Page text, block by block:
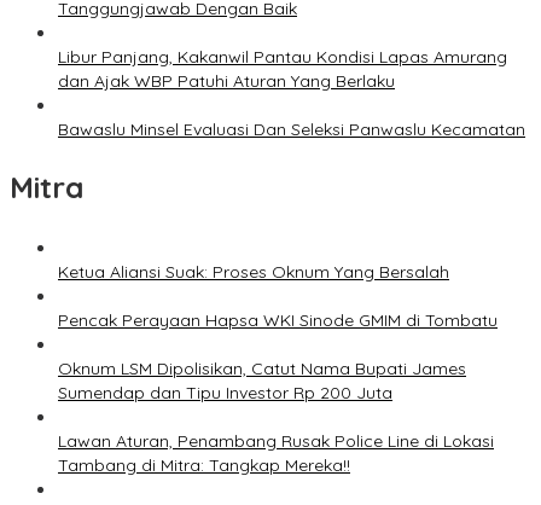
Tanggungjawab Dengan Baik
Libur Panjang, Kakanwil Pantau Kondisi Lapas Amurang
dan Ajak WBP Patuhi Aturan Yang Berlaku
Bawaslu Minsel Evaluasi Dan Seleksi Panwaslu Kecamatan
Mitra
Ketua Aliansi Suak: Proses Oknum Yang Bersalah
Pencak Perayaan Hapsa WKI Sinode GMIM di Tombatu
Oknum LSM Dipolisikan, Catut Nama Bupati James
Sumendap dan Tipu Investor Rp 200 Juta
Lawan Aturan, Penambang Rusak Police Line di Lokasi
Tambang di Mitra: Tangkap Mereka!!